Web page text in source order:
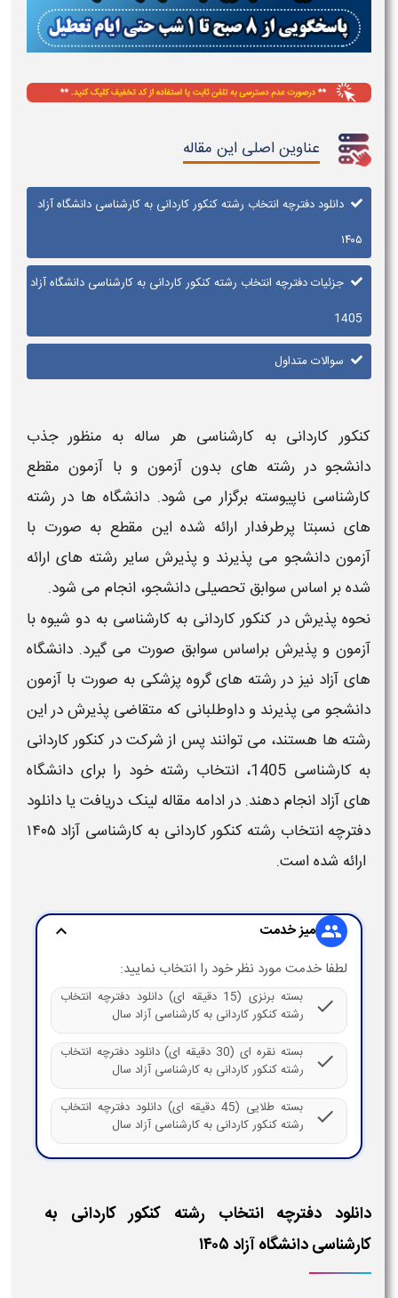
عناوین اصلی این مقاله
دانلود دفترچه انتخاب رشته کنکور کاردانی به کارشناسی دانشگاه آزاد
۱۴۰۵​
جزئیات دفترچه انتخاب رشته کنکور کاردانی به کارشناسی دانشگاه آزاد
1405
سوالات متداول
کنکور کاردانی به کارشناسی هر ساله به منظور جذب
دانشجو در رشته های بدون آزمون و با آزمون مقطع
کارشناسی ناپیوسته برگزار می شود. دانشگاه ها در رشته
های نسبتا پرطرفدار ارائه شده این مقطع به صورت با
آزمون دانشجو می پذیرند و پذیرش سایر رشته های ارائه
شده بر اساس سوابق تحصیلی دانشجو، انجام می شود.
نحوه پذیرش در کنکور کاردانی به کارشناسی به دو شیوه با
آزمون و پذیرش براساس سوابق صورت می گیرد. دانشگاه
های آزاد نیز در رشته های گروه پزشکی به صورت با آزمون
دانشجو می پذیرند و داوطلبانی که متقاضی پذیرش در این
رشته ها هستند، می توانند پس از شرکت در کنکور کاردانی
به کارشناسی 1405
،انتخاب رشتهخود را برای دانشگاه
هایآزادانجام دهند. در ادامه مقاله لینک دریافتیا دانلود
دفترچه انتخاب رشته کنکور کاردانی به کارشناسی آزاد ۱۴۰۵
ارائه شده است.
group میز خدمت expand_more
لطفا خدمت مورد نظر خود را انتخاب نمایید:
check
بسته برنزی (15 دقیقه ای) دانلود دفترچه انتخاب
رشته کنکور کاردانی به کارشناسی آزاد سال
check
بسته نقره ای (30 دقیقه ای) دانلود دفترچه انتخاب
رشته کنکور کاردانی به کارشناسی آزاد سال
check
بسته طلایی (45 دقیقه ای) دانلود دفترچه انتخاب
رشته کنکور کاردانی به کارشناسی آزاد سال
دانلود دفترچه انتخاب رشته کنکور کاردانی به
کارشناسی دانشگاه آزاد ۱۴۰۵​